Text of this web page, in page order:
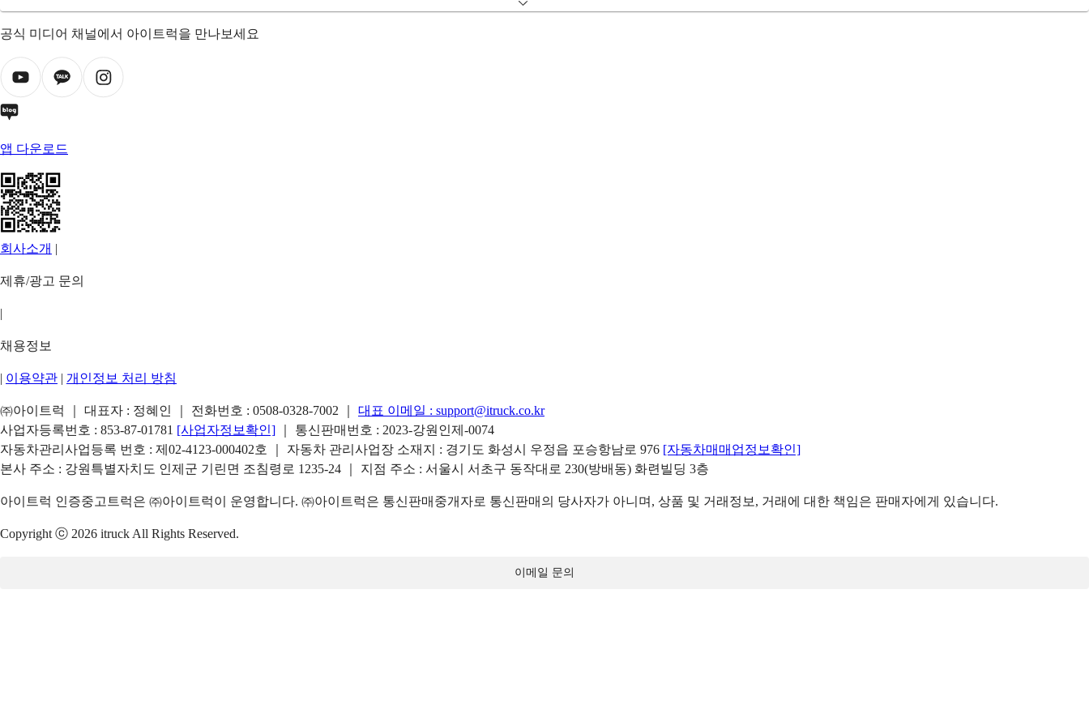
공식 미디어 채널에서 아이트럭을 만나보세요
앱 다운로드
회사소개 |
제휴/광고 문의
|
채용정보
| 이용약관 | 개인정보 처리 방침
㈜아이트럭 ｜ 대표자 : 정혜인 ｜ 전화번호 : 0508-0328-7002 대표 이메일 : support@itruck.co.kr
사업자등록번호 : 853-87-01781 [사업자정보확인]
｜ 통신판매번호 : 2023-강원인제-0074
자동차관리사업등록 번호 : 제02-4123-000402호 ｜ 자동차 관리사업장 소재지 : 경기도 화성시 우정읍 포승항남로 976 [자동차매매업정보확인]
본사 주소 : 강원특별자치도 인제군 기린면 조침령로 1235-24 ｜ 지점 주소 : 서울시 서초구 동작대로 230(방배동) 화련빌딩 3층
아이트럭 인증중고트럭은 ㈜아이트럭이 운영합니다. ㈜아이트럭은 통신판매중개자로 통신판매의 당사자가 아니며, 상품 및 거래정보, 거래에 대한 책임은 판매자에게 있습니다.
Copyright ⓒ 2026 itruck All Rights Reserved.
이메일 문의